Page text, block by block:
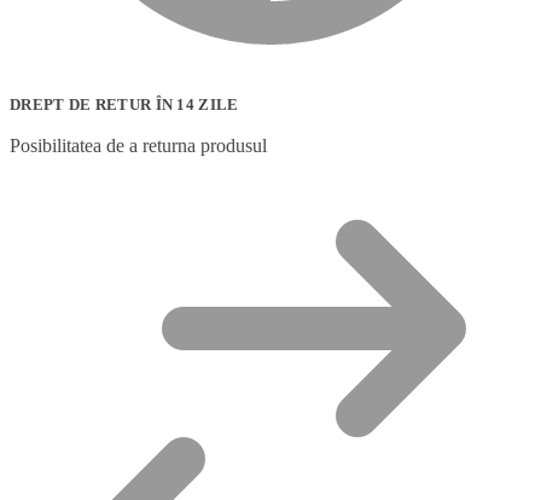
DREPT DE RETUR ÎN 14 ZILE
Posibilitatea de a returna produsul